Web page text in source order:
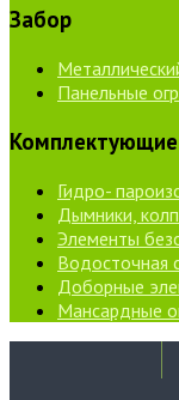
Забор
Панельные
Комплектующие
Гидро-
Дымники,
Элементы
Водосточная
Доборные
Мансардные